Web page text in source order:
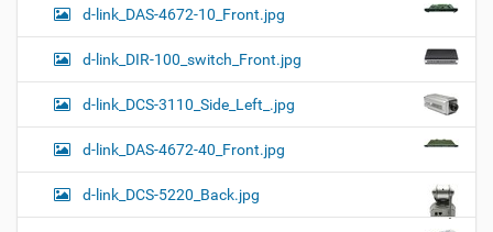
d-link_DAS-4672-10_Front.jpg
d-link_DIR-100_switch_Front.jpg
d-link_DCS-3110_Side_Left_.jpg
d-link_DAS-4672-40_Front.jpg
d-link_DCS-5220_Back.jpg